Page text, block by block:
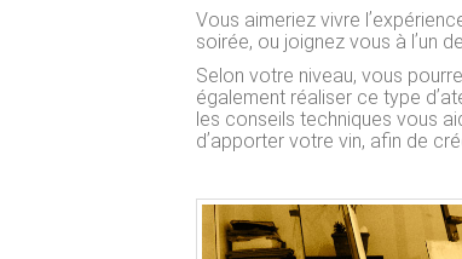
Vous aimeriez vivre
soirée, ou joignez vous à lʼun
Selon votre niveau, vous
également réaliser ce type
les conseils techniques vous
dʼapporter votre vin, afin de